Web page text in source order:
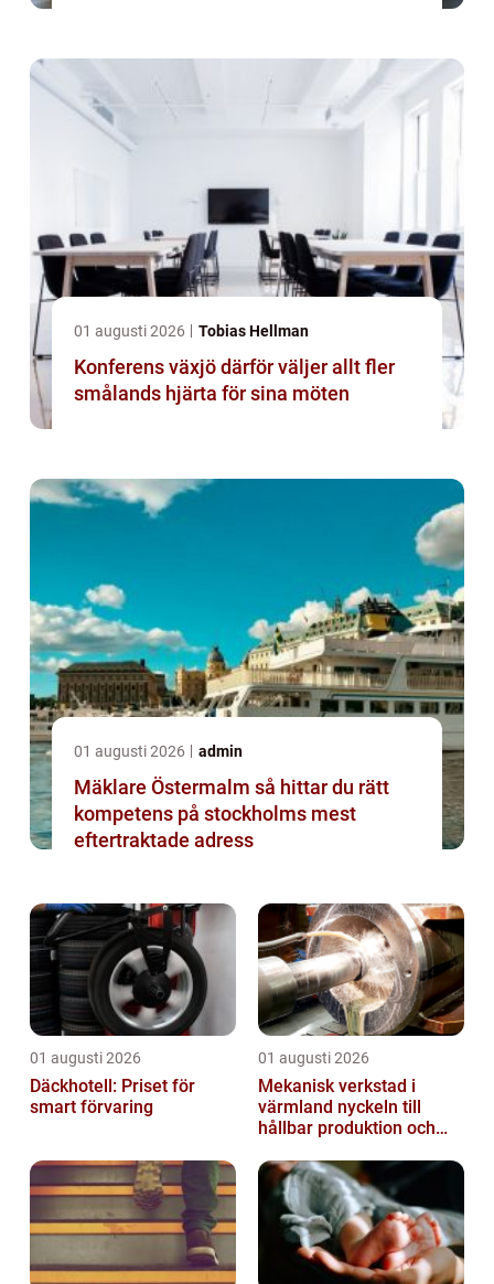
01 augusti 2026 Tobias Hellman
Konferens växjö därför väljer allt fler
smålands hjärta för sina möten
01 augusti 2026 admin
Mäklare Östermalm så hittar du rätt
kompetens på stockholms mest
eftertraktade adress
01 augusti 2026
Däckhotell: Priset för
smart förvaring
01 augusti 2026
Mekanisk verkstad i
värmland nyckeln till
hållbar produktion och